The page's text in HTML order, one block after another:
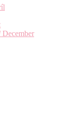
December